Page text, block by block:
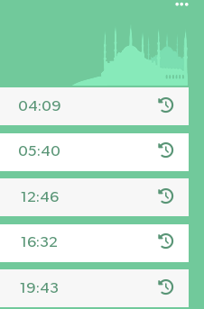
04:09
05:40
12:46
16:32
19:43